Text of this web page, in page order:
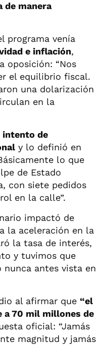
de manera
programa venía
e inflación,
oposición: “Nos
el equilibrio fiscal.
una dolarización
en la
intento de
y lo definió en
lo que
de Estado
con siete pedidos
en la calle”.
impactó de
la aceleración en la
la tasa de interés,
y tuvimos que
antes vista en
al afirmar que “el
a 70 mil millones de
oficial: “Jamás
magnitud y jamás